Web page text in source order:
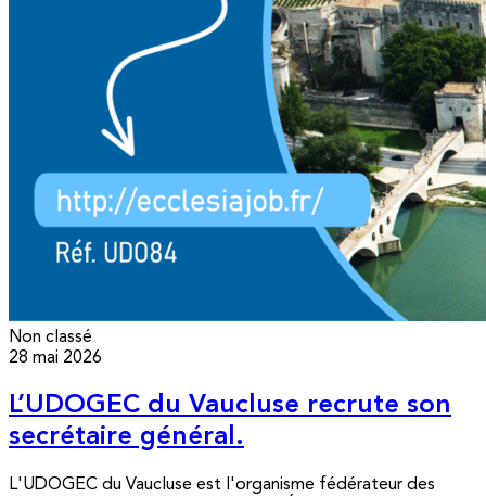
Non classé
28 mai 2026
L’UDOGEC du Vaucluse recrute son
secrétaire général.
L'UDOGEC du Vaucluse est l'organisme fédérateur des